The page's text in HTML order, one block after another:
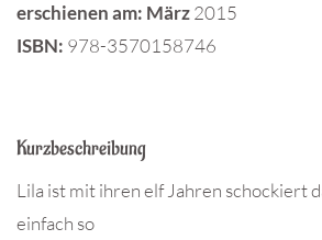
erschienen am: März2015
ISBN: 978-3570158746
Kurzbeschreibung
Lila ist mit ihren elf Jahren schockiert
einfach so